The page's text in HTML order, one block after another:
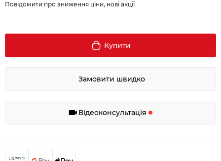
Повідомити про зниження ціни, нові акції
Купити
Замовити швидко
Відеоконсультація